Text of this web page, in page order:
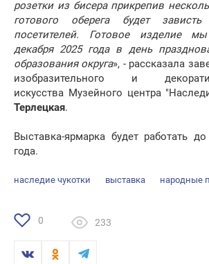
розетки из бисера прикрепив
готового оберега будет
посетителей. Готовое изделие
декабря 2025 года в день
образования округа», - рассказала
изобразительного и
искусства Музейного центра
Терлецкая.
Выставка-ярмарка будет работать
года.
наследие чукотки выставка народные
0 233